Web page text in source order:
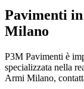
Pavimenti
Milano
P3M Pavimenti è
specializzata nella
Armi Milano,